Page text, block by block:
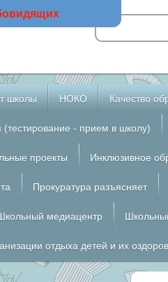
школы НОКО Качество
- прием в школу)
проекты Инклюзивное
Прокуратура разъясняет
медиацентр
отдыха детей и их